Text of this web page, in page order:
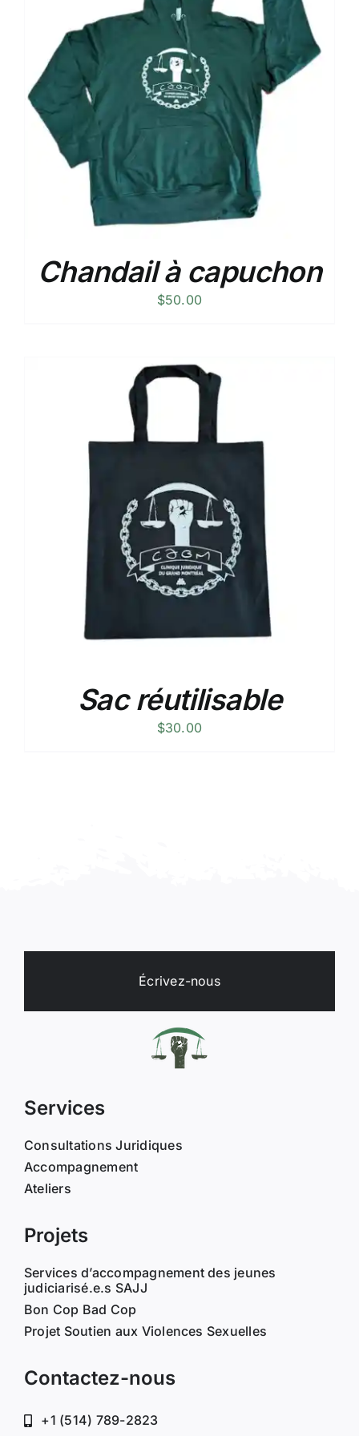
Chandail à capuchon
$50.00
Sac réutilisable
$30.00
Écrivez-nous
Services
Consultations Juridiques
Accompagnement
Ateliers
Projets
Services d’accompagnement des jeunes
judiciarisé.e.s SAJJ
Bon Cop Bad Cop
Projet Soutien aux Violences Sexuelles
Contactez-nous
+1 (514) 789-2823